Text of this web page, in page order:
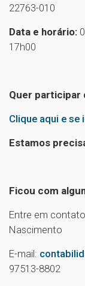
22763-010
Data e horário:
17h00
Quer participar
Clique aqui e se
Estamos
Ficou com
Entre em
Nascimento
E-mail:
97513-8802